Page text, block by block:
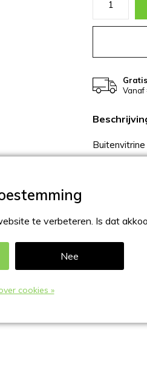
Vanaf
met een
6xA4,
van 36mm.
te verbeteren. Is dat
Nee
cookies »